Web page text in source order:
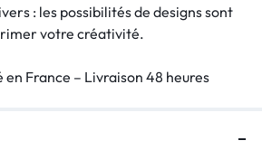
: les possibilités de designs sont
votre créativité.
France – Livraison 48 heures